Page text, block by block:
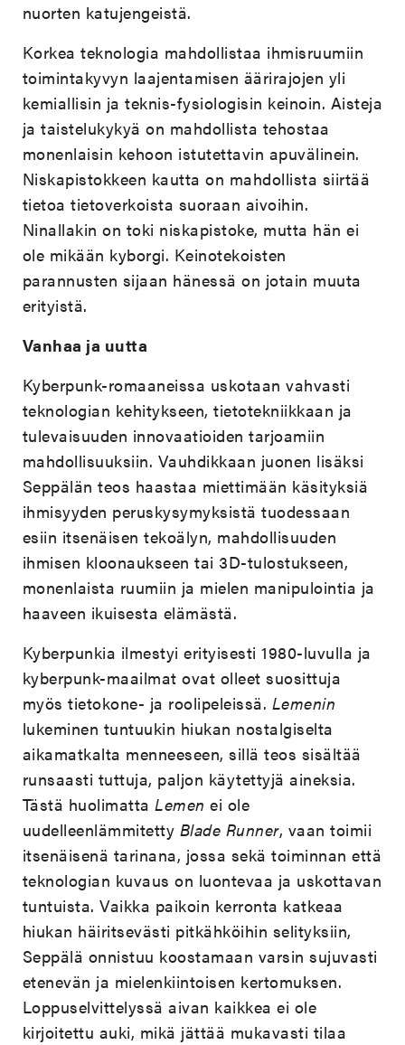
nuorten katujengeistä.
Korkea teknologia mahdollistaa ihmisruumiin
toimintakyvyn laajentamisen äärirajojen yli
kemiallisin ja teknis-fysiologisin keinoin. Aisteja
ja taistelukykyä on mahdollista tehostaa
monenlaisin kehoon istutettavin apuvälinein.
Niskapistokkeen kautta on mahdollista siirtää
tietoa tietoverkoista suoraan aivoihin.
Ninallakin on toki niskapistoke, mutta hän ei
ole mikään kyborgi. Keinotekoisten
parannusten sijaan hänessä on jotain muuta
erityistä.
Vanhaa ja uutta
Kyberpunk-romaaneissa uskotaan vahvasti
teknologian kehitykseen, tietotekniikkaan ja
tulevaisuuden innovaatioiden tarjoamiin
mahdollisuuksiin. Vauhdikkaan juonen lisäksi
Seppälän teos haastaa miettimään käsityksiä
ihmisyyden peruskysymyksistä tuodessaan
esiin itsenäisen tekoälyn, mahdollisuuden
ihmisen kloonaukseen tai 3D-tulostukseen,
monenlaista ruumiin ja mielen manipulointia ja
haaveen ikuisesta elämästä.
Kyberpunkia ilmestyi erityisesti 1980-luvulla ja
kyberpunk-maailmat ovat olleet suosittuja
myös tietokone- ja roolipeleissä. Lemenin
lukeminen tuntuukin hiukan nostalgiselta
aikamatkalta menneeseen, sillä teos sisältää
runsaasti tuttuja, paljon käytettyjä aineksia.
Tästä huolimattaLemen ei ole
uudelleenlämmitetty Blade Runner, vaan toimii
itsenäisenä tarinana, jossa sekä toiminnan että
teknologian kuvaus on luontevaa ja uskottavan
tuntuista. Vaikka paikoin kerronta katkeaa
hiukan häiritsevästi pitkähköihin selityksiin,
Seppälä onnistuu koostamaan varsin sujuvasti
etenevän ja mielenkiintoisen kertomuksen.
Loppuselvittelyssä aivan kaikkea ei ole
kirjoitettu auki, mikä jättää mukavasti tilaa